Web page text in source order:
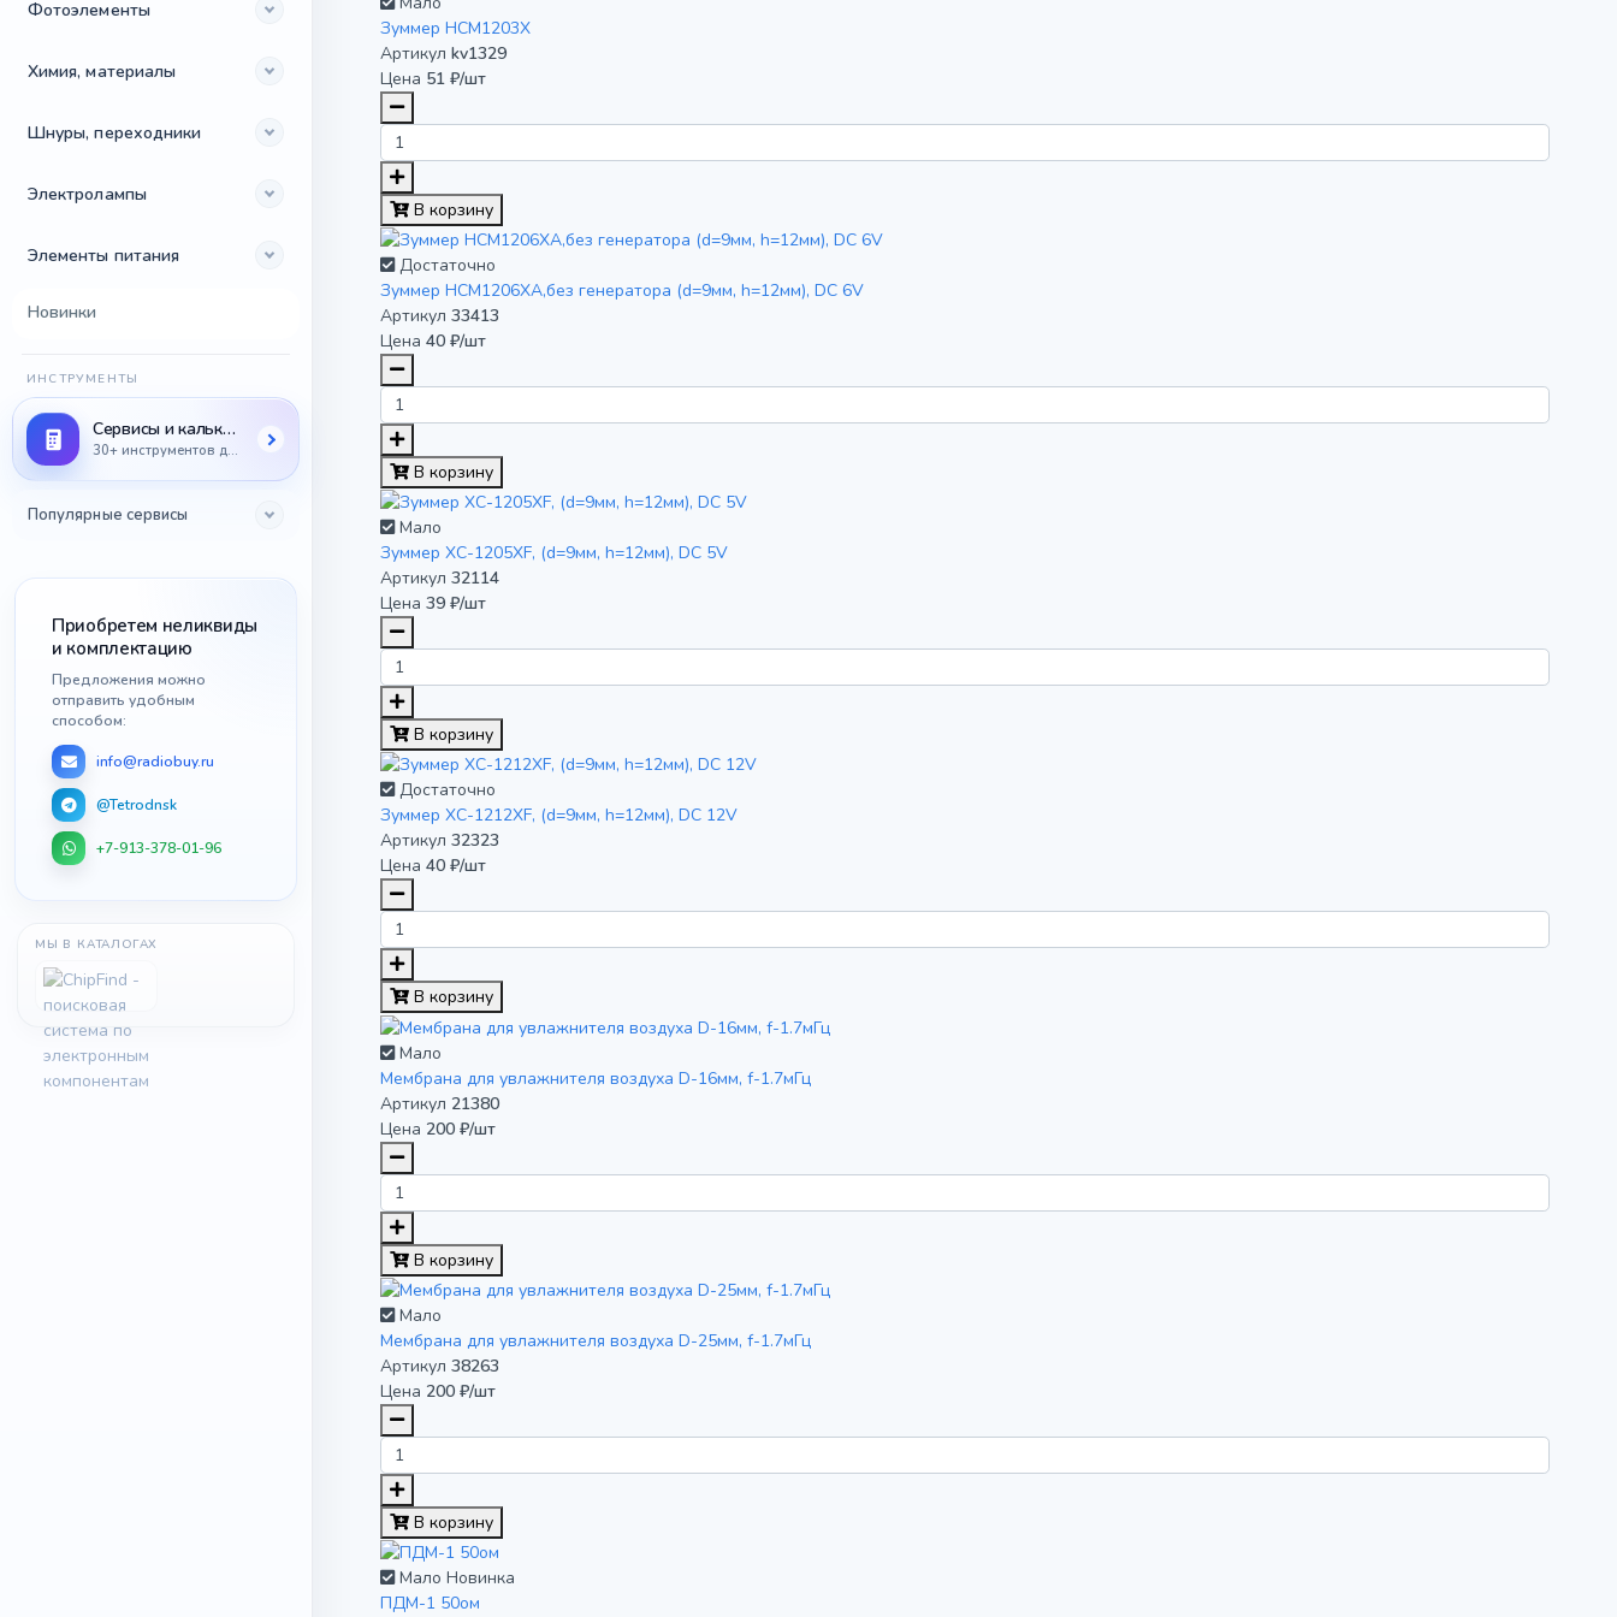
Фотоэлементы
Химия, материалы
Шнуры, переходники
Электролампы
Элементы питания
Новинки
ИНСТРУМЕНТЫ
Сервисы и калькуляторы
30+ инструментов для радиодеталей
Популярные сервисы
Приобретем неликвиды
и комплектацию
Предложения можно
отправить удобным
способом:
info@radiobuy.ru
@Tetrodnsk
+7-913-378-01-96
МЫ В КАТАЛОГАХ
Зуммер HCM1203X
Артикул kv1329
Цена 51 ₽/шт
В корзину
Достаточно
Зуммер HCM1206XA,без генератора (d=9мм, h=12мм), DC 6V
Артикул 33413
Цена 40 ₽/шт
В корзину
Мало
Зуммер XC-1205XF, (d=9мм, h=12мм), DC 5V
Артикул 32114
Цена 39 ₽/шт
В корзину
Достаточно
Зуммер XC-1212XF, (d=9мм, h=12мм), DC 12V
Артикул 32323
Цена 40 ₽/шт
В корзину
Мало
Мембрана для увлажнителя воздуха D-16мм, f-1.7мГц
Артикул 21380
Цена 200 ₽/шт
В корзину
Мало
Мембрана для увлажнителя воздуха D-25мм, f-1.7мГц
Артикул 38263
Цена 200 ₽/шт
В корзину
Мало Новинка
ПДМ-1 50ом